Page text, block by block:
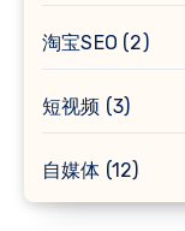
淘宝SEO (2)
短视频 (3)
自媒体 (12)